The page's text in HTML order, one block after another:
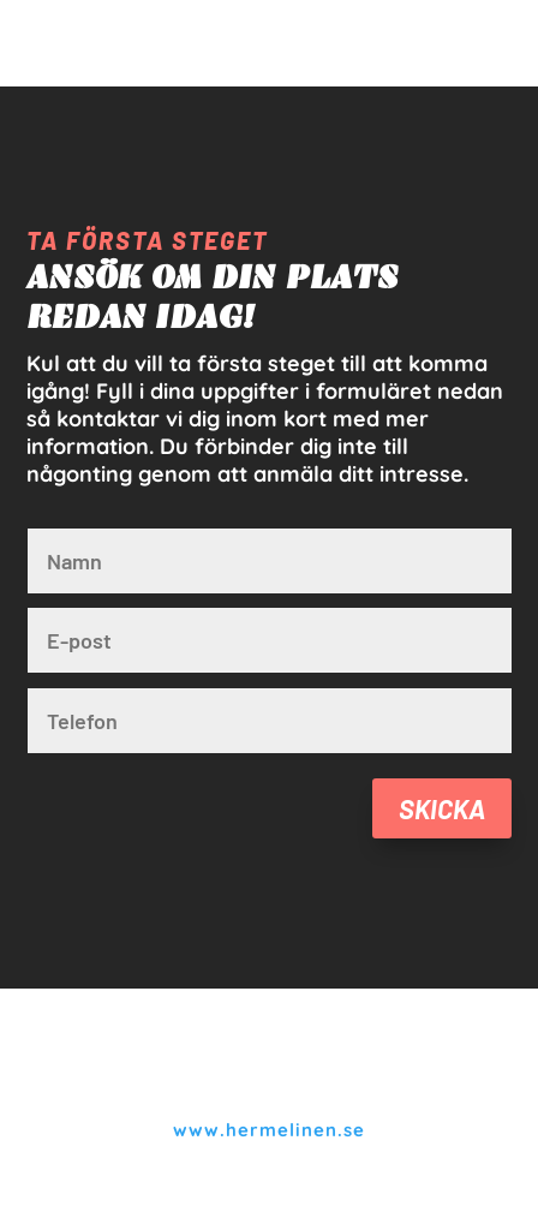
TA FÖRSTA STEGET
ANSÖK OM DIN PLATS
REDAN IDAG!
Kul att du vill ta första steget till att komma
igång! Fyll i dina uppgifter i formuläret nedan
så kontaktar vi dig inom kort med mer
information. Du förbinder dig inte till
någonting genom att anmäla ditt intresse.
SKICKA
www.hermelinen.se